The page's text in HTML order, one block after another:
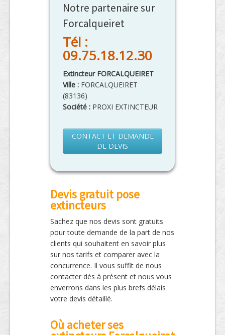
Notre partenaire sur
Forcalqueiret
Tél :
09.75.18.12.30
Extincteur FORCALQUEIRET
Ville : FORCALQUEIRET
(83136)
Société : PROXI EXTINCTEUR
CONTACT ET DEMANDE
DE DEVIS
Devis gratuit pose
extincteurs
Sachez que nos devis sont gratuits
pour toute demande de la part de nos
clients qui souhaitent en savoir plus
sur nos tarifs et comparer avec la
concurrence. Il vous suffit de nous
contacter dès à présent et nous vous
enverrons dans les plus brefs délais
votre devis détaillé.
Où acheter ses